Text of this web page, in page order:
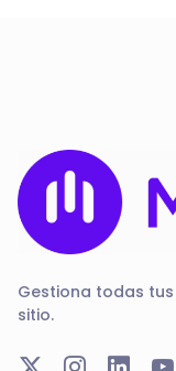
Gestiona todas
sitio.